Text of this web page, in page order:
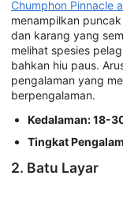
Chumphon Pinnacle
menampilkan
dan karang yang
melihat spesies
bahkan hiu paus.
pengalaman yang
berpengalaman.
Kedalaman: 18-
Tingkat
2. Batu Layar